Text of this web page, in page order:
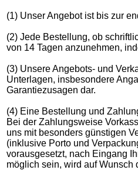
(1) Unser Angebot ist bis zur
(2) Jede Bestellung, ob
von 14 Tagen anzunehmen,
(3) Unsere Angebots- und
Unterlagen, insbesondere
Garantiezusagen dar.
(4) Eine Bestellung und
Bei der Zahlungsweise
uns mit besonders günstigen
(inklusive Porto und
vorausgesetzt, nach Eingang
möglich sein, wird auf Wunsch